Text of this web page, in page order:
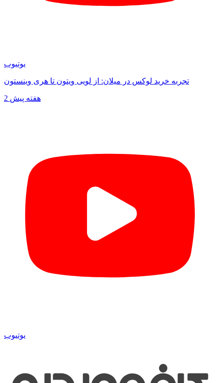
یوتیوب
تجربه خرید لوکس در میلان: از لویی ویتون تا هری وینستون
2 هفته پیش
یوتیوب